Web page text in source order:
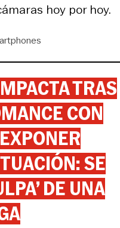
hoy por hoy.
TRAS
CON
SE
DE UNA